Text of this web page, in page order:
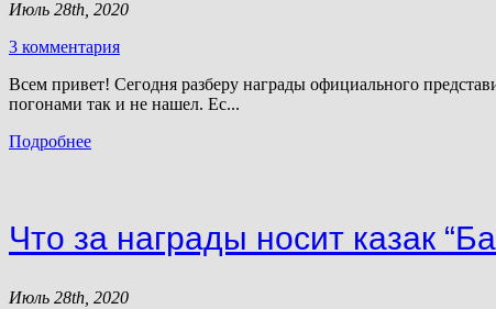
Июль 28th, 2020
3 комментария
Всем привет! Сегодня разберу награды официального
погонами так и не нашел. Ес...
Подробнее
Что за награды носит казак
Июль 28th, 2020